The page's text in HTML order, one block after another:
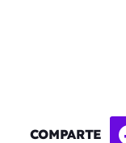
COMPARTE